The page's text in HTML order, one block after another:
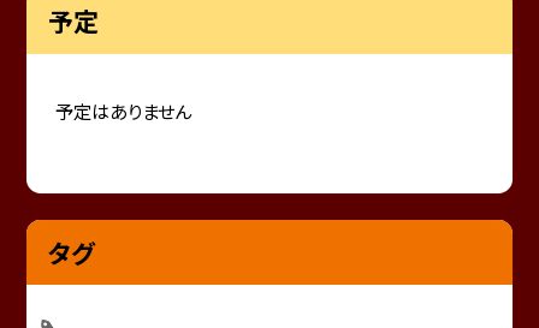
予定
予定はありません
タグ